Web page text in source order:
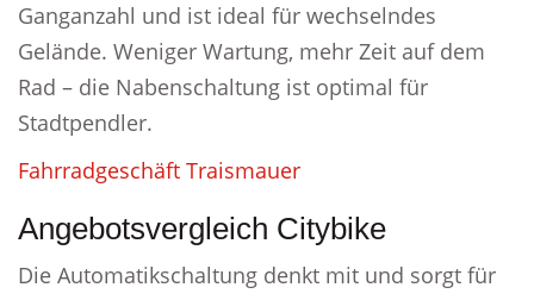
Ganganzahl und ist ideal für wechselndes
Gelände. Weniger Wartung, mehr Zeit auf dem
Rad – die Nabenschaltung ist optimal für
Stadtpendler.
Fahrradgeschäft Traismauer
Angebotsvergleich Citybike
Die Automatikschaltung denkt mit und sorgt für